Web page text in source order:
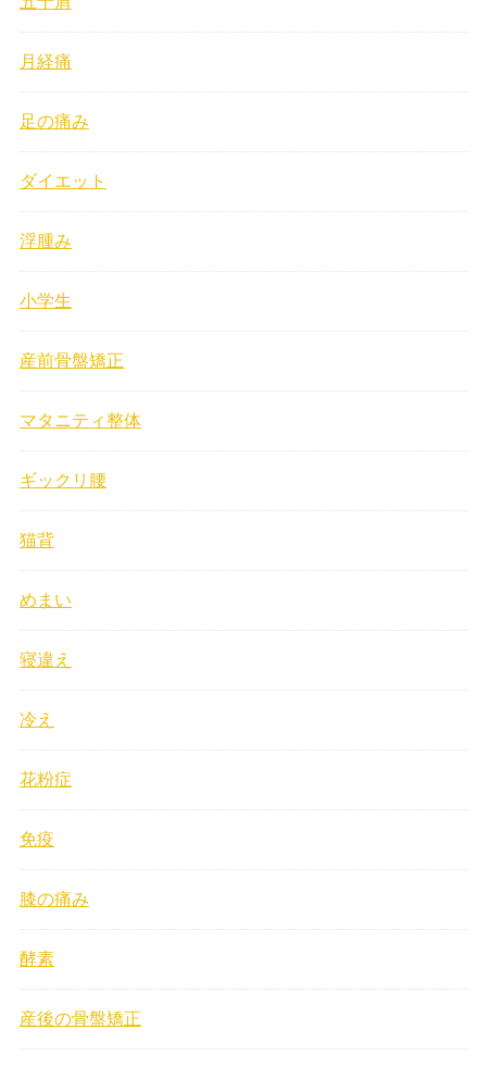
月経痛
足の痛み
ダイエット
浮腫み
小学生
産前骨盤矯正
マタニティ整体
ギックリ腰
猫背
めまい
寝違え
冷え
花粉症
免疫
膝の痛み
酵素
産後の骨盤矯正